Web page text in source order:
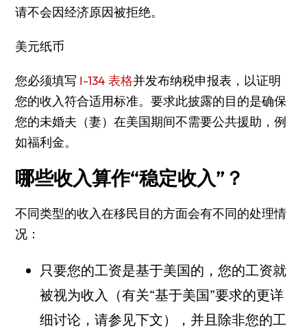
请不会因经济原因被拒绝。
美元纸币
您必须填写 I-134 表格并发布纳税申报表，以证明
您的收入符合适用标准。要求此披露的目的是确保
您的未婚夫（妻）在美国期间不需要公共援助，例
如福利金。
哪些收入算作“稳定收入”？
不同类型的收入在移民目的方面会有不同的处理情
况：
只要您的工资是基于美国的，您的工资就
被视为收入（有关“基于美国”要求的更详
细讨论，请参见下文），并且除非您的工